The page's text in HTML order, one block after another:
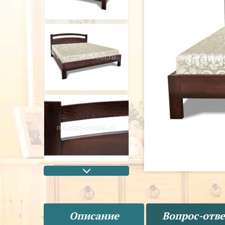
Описание Вопрос-